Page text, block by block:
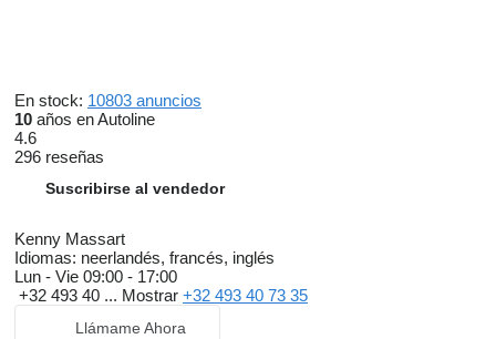
En stock: 10803 anuncios
10 años en Autoline
4.6
296 reseñas
Suscribirse al vendedor
Kenny Massart
Idiomas: neerlandés, francés, inglés
Lun - Vie 09:00 - 17:00
+32 493 40 ... Mostrar +32 493 40 73 35
Llámame Ahora